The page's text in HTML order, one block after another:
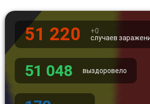
51 220
+0
случаев
51 048 выздоровело